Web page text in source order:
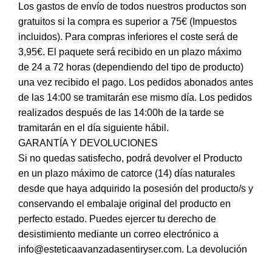
Los gastos de envío de todos nuestros productos son
gratuitos si la compra es superior a 75€ (Impuestos
incluidos). Para compras inferiores el coste será de
3,95€. El paquete será recibido en un plazo máximo
de 24 a 72 horas (dependiendo del tipo de producto)
una vez recibido el pago. Los pedidos abonados antes
de las 14:00 se tramitarán ese mismo día. Los pedidos
realizados después de las 14:00h de la tarde se
tramitarán en el día siguiente hábil.
GARANTÍA Y DEVOLUCIONES
Si no quedas satisfecho, podrá devolver el Producto
en un plazo máximo de catorce (14) días naturales
desde que haya adquirido la posesión del producto/s y
conservando el embalaje original del producto en
perfecto estado. Puedes ejercer tu derecho de
desistimiento mediante un correo electrónico a
info@esteticaavanzadasentiryser.com. La devolución